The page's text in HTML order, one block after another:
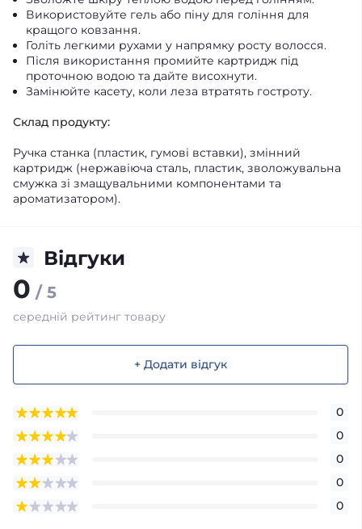
Використовуйте гель або піну для гоління для
кращого ковзання.
Голіть легкими рухами у напрямку росту волосся.
Після використання промийте картридж під
проточною водою та дайте висохнути.
Замінюйте касету, коли леза втратять гостроту.
Склад продукту:
Ручка станка (пластик, гумові вставки), змінний
картридж (нержавіюча сталь, пластик, зволожувальна
смужка зі змащувальними компонентами та
ароматизатором).
Відгуки
0 / 5
середній рейтинг товару
+ Додати відгук
0
0
0
0
0